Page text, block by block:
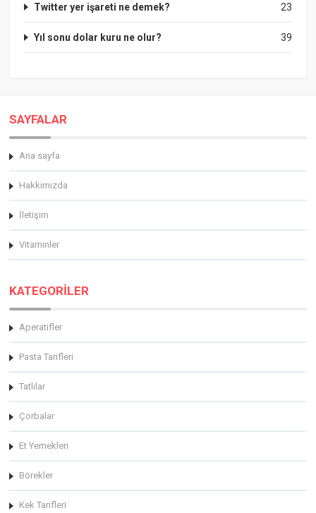
23
Twitter yer işareti ne demek?
39
Yıl sonu dolar kuru ne olur?
SAYFALAR
Ana sayfa
Hakkimizda
İletişim
Vitaminler
KATEGORİLER
Aperatifler
Pasta Tarifleri
Tatlılar
Çorbalar
Et Yemekleri
Börekler
Kek Tarifleri